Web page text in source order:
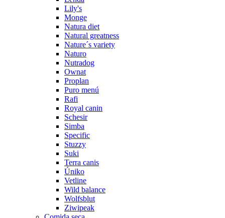
Lily's
Monge
Natura diet
Natural greatness
Nature´s variety
Naturo
Nutradog
Ownat
Proplan
Puro menú
Rafi
Royal canin
Schesir
Simba
Specific
Stuzzy
Suki
Terra canis
Úniko
Vetline
Wild balance
Wolfsblut
Ziwipeak